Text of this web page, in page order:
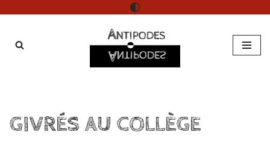
au
GIVRÉS AU COLLÈGE